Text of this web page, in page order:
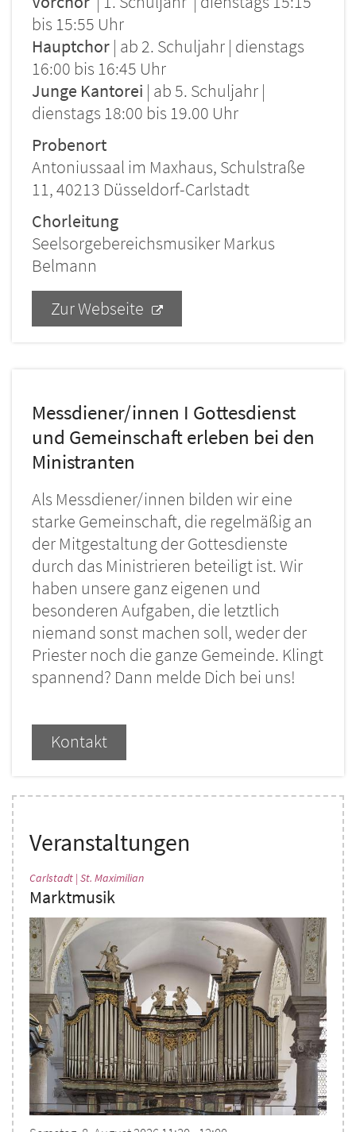
bis 15:55 Uhr
Hauptchor | ab 2. Schuljahr | dienstags
16:00 bis 16:45 Uhr
Junge Kantorei | ab 5. Schuljahr |
dienstags 18:00 bis 19.00 Uhr
Probenort
Antoniussaal im Maxhaus, Schulstraße
11, 40213 Düsseldorf-Carlstadt
Chorleitung
Seelsorgebereichsmusiker Markus
Belmann
Zur Webseite
Messdiener/innen I Gottesdienst
und Gemeinschaft erleben bei den
Ministranten
Als Messdiener/innen bilden wir eine
starke Gemeinschaft, die regelmäßig an
der Mitgestaltung der Gottesdienste
durch das Ministrieren beteiligt ist. Wir
haben unsere ganz eigenen und
besonderen Aufgaben, die letztlich
niemand sonst machen soll, weder der
Priester noch die ganze Gemeinde. Klingt
spannend? Dann melde Dich bei uns!
Kontakt
Veranstaltungen
Carlstadt | St. Maximilian:
Marktmusik